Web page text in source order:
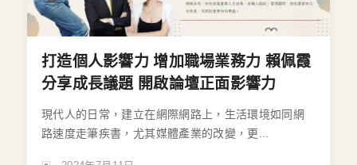
打造個人影響力 增加職場業務力 賴佩霞
分享成長議題 開啟論壇正面影響力
現代人的日常，建立在網際網路上，生活環境如同網
路速度走筆疾書，尤其媒體產業的改變，更...